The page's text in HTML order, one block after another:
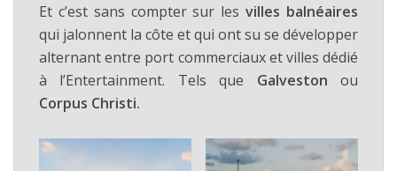
Et c’est sans compter sur lesvilles balnéaires
qui jalonnent la côte et qui ont su se développer
alternant entre port commerciaux et villes dédié
à l’Entertainment. Tels que Galvestonou
Corpus Christi.